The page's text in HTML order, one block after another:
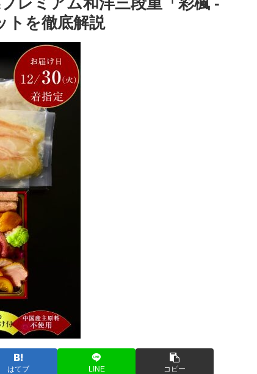
トを徹底解説
はてブ LINE コピー